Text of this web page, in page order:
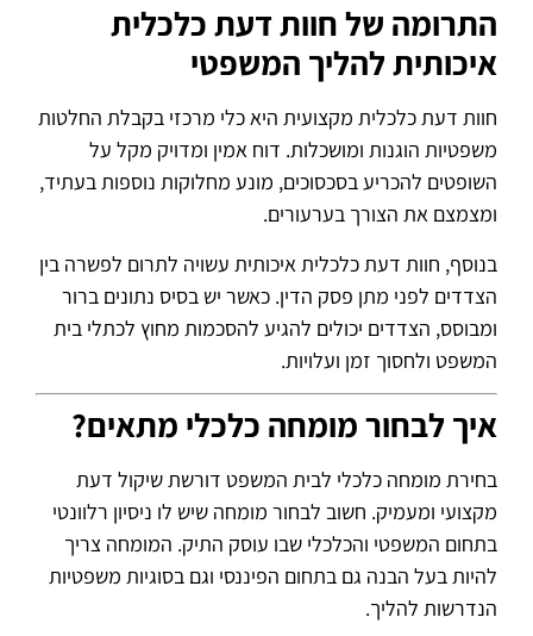
התרומה של חוות דעת כלכלית
איכותית להליך המשפטי
חוות דעת כלכלית מקצועית היא כלי מרכזי בקבלת החלטות
משפטיות הוגנות ומושכלות. דוח אמין ומדויק מקל על
השופטים להכריע בסכסוכים, מונע מחלוקות נוספות בעתיד,
ומצמצם את הצורך בערעורים.
בנוסף, חוות דעת כלכלית איכותית עשויה לתרום לפשרה בין
הצדדים לפני מתן פסק הדין. כאשר יש בסיס נתונים ברור
ומבוסס, הצדדים יכולים להגיע להסכמות מחוץ לכתלי בית
המשפט ולחסוך זמן ועלויות.
איך לבחור מומחה כלכלי מתאים?
בחירת מומחה כלכלי לבית המשפט דורשת שיקול דעת
מקצועי ומעמיק. חשוב לבחור מומחה שיש לו ניסיון רלוונטי
בתחום המשפטי והכלכלי שבו עוסק התיק. המומחה צריך
להיות בעל הבנה גם בתחום הפיננסי וגם בסוגיות משפטיות
הנדרשות להליך.